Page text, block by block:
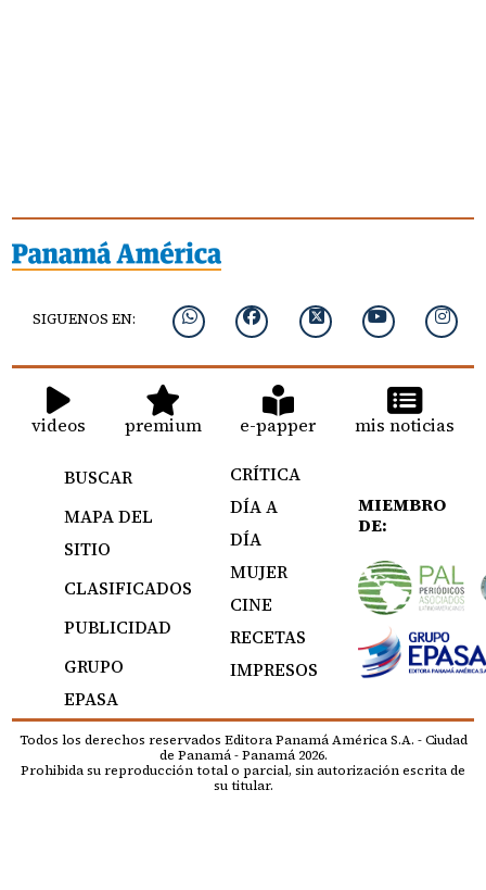
SIGUENOS EN:
videos premium e-papper mis noticias
BUSCAR
MAPA DEL
SITIO
CLASIFICADOS
PUBLICIDAD
GRUPO
EPASA
CRÍTICA
DÍA A
DÍA
MUJER
CINE
RECETAS
IMPRESOS
MIEMBRO
DE:
Todos los derechos reservados Editora Panamá América S.A. - Ciudad
de Panamá - Panamá 2026.
Prohibida su reproducción total o parcial, sin autorización escrita de
su titular.